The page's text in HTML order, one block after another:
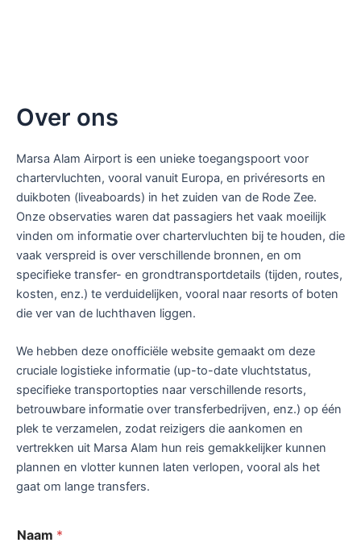
Over ons
Marsa Alam Airport is een unieke toegangspoort voor
chartervluchten, vooral vanuit Europa, en privéresorts en
duikboten (liveaboards) in het zuiden van de Rode Zee.
Onze observaties waren dat passagiers het vaak moeilijk
vinden om informatie over chartervluchten bij te houden, die
vaak verspreid is over verschillende bronnen, en om
specifieke transfer- en grondtransportdetails (tijden, routes,
kosten, enz.) te verduidelijken, vooral naar resorts of boten
die ver van de luchthaven liggen.
We hebben deze onofficiële website gemaakt om deze
cruciale logistieke informatie (up-to-date vluchtstatus,
specifieke transportopties naar verschillende resorts,
betrouwbare informatie over transferbedrijven, enz.) op één
plek te verzamelen, zodat reizigers die aankomen en
vertrekken uit Marsa Alam hun reis gemakkelijker kunnen
plannen en vlotter kunnen laten verlopen, vooral als het
gaat om lange transfers.
Naam *